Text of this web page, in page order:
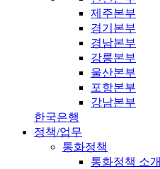
제주본부
경기본부
경남본부
강릉본부
울산본부
포항본부
강남본부
한국은행
정책/업무
통화정책
통화정책 소개